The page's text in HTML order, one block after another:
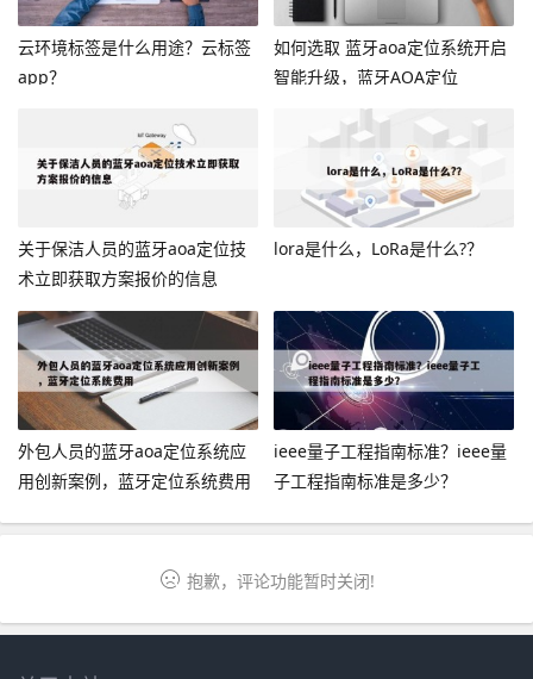
云环境标签是什么用途？云标签
app？
如何选取 蓝牙aoa定位系统开启
智能升级，蓝牙AOA定位
关于保洁人员的蓝牙aoa定位技
术立即获取方案报价的信息
lora是什么，LoRa是什么?？
外包人员的蓝牙aoa定位系统应
用创新案例，蓝牙定位系统费用
ieee量子工程指南标准？ieee量
子工程指南标准是多少？
抱歉，评论功能暂时关闭!